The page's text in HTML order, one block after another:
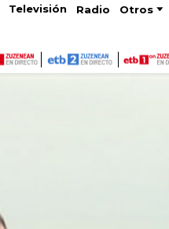
Televisión Radio Otros